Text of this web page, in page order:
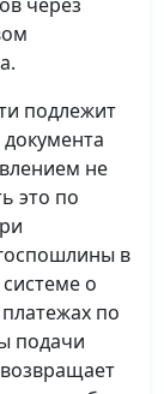
подлежит
не
это по
в
о
по
подачи